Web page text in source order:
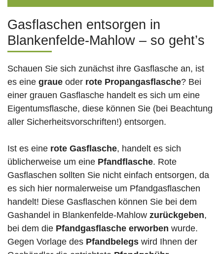
Gasflaschen entsorgen in
Blankenfelde-Mahlow – so geht’s
Schauen Sie sich zunächst ihre Gasflasche an, ist
es eine graue oder rote Propangasflasche? Bei
einer grauen Gasflasche handelt es sich um eine
Eigentumsflasche, diese können Sie (bei Beachtung
aller Sicherheitsvorschriften!) entsorgen.
Ist es eine rote Gasflasche, handelt es sich
üblicherweise um eine Pfandflasche. Rote
Gasflaschen sollten Sie nicht einfach entsorgen, da
es sich hier normalerweise um Pfandgasflaschen
handelt! Diese Gasflaschen können Sie bei dem
Gashandel in Blankenfelde-Mahlow zurückgeben,
bei dem die Pfandgasflasche erworben wurde.
Gegen Vorlage des Pfandbelegs wird Ihnen der